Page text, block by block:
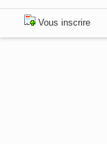
Vous inscrire